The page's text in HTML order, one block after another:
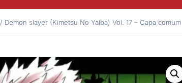
/ Demon slayer (Kimetsu No Yaiba) Vol. 17 – Capa comum